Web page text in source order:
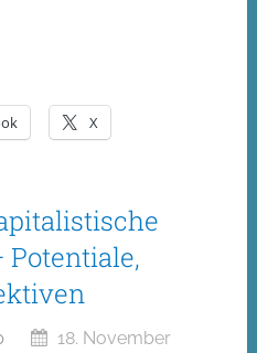
X
18. November